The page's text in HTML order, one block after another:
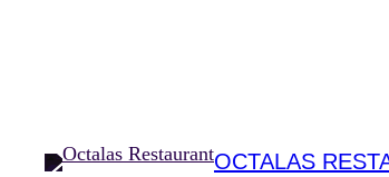
OCTALAS